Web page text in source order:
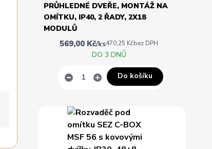
PRŮHLEDNÉ DVEŘE, MONTÁŽ NA
OMÍTKU, IP40, 2 ŘADY, 2X18
MODULŮ
569,00 Kč/ks470,25 Kčbez DPH
DO 3 DNŮ
Do košíku